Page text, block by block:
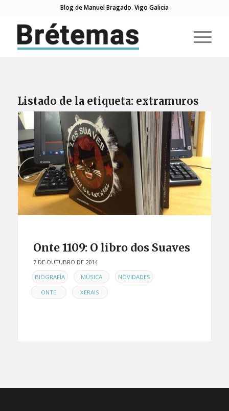
Blog de Manuel Bragado. Vigo Galicia
Listado de la etiqueta: extramuros
Onte 1109: O libro dos Suaves
7 DE OUTUBRO DE 2014
ENBIOGRAFÍA , MÚSICA , NOVIDADES ,
ONTE , XERAIS